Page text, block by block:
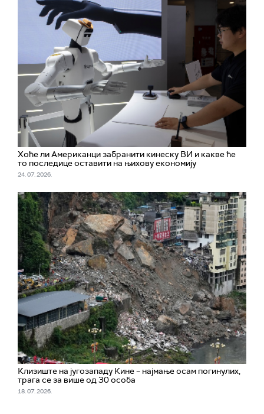
Хоће ли Американци забранити кинеску ВИ и какве ће
то последице оставити на њихову економију
24. 07. 2026.
Клизиште на југозападу Кине – најмање осам погинулих,
трага се за више од 30 особа
18. 07. 2026.